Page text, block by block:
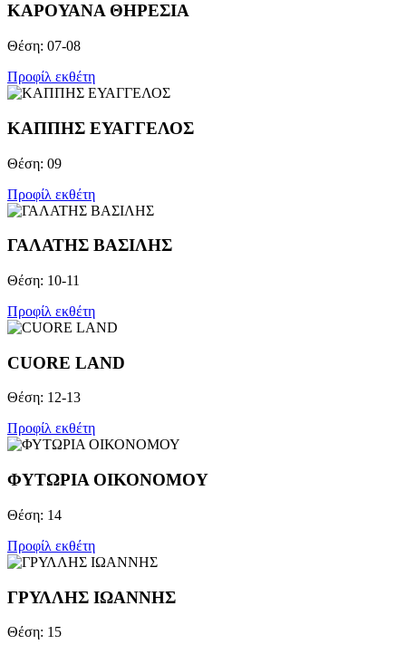
ΚΑΡΟΥΑΝΑ ΘΗΡΕΣΙΑ
Θέση: 07-08
Προφίλ εκθέτη
ΚΑΠΠΗΣ ΕΥΑΓΓΕΛΟΣ
Θέση: 09
Προφίλ εκθέτη
ΓΑΛΑΤΗΣ ΒΑΣΙΛΗΣ
Θέση: 10-11
Προφίλ εκθέτη
CUORE LAND
Θέση: 12-13
Προφίλ εκθέτη
ΦΥΤΩΡΙΑ ΟΙΚΟΝΟΜΟΥ
Θέση: 14
Προφίλ εκθέτη
ΓΡΥΛΛΗΣ ΙΩΑΝΝΗΣ
Θέση: 15